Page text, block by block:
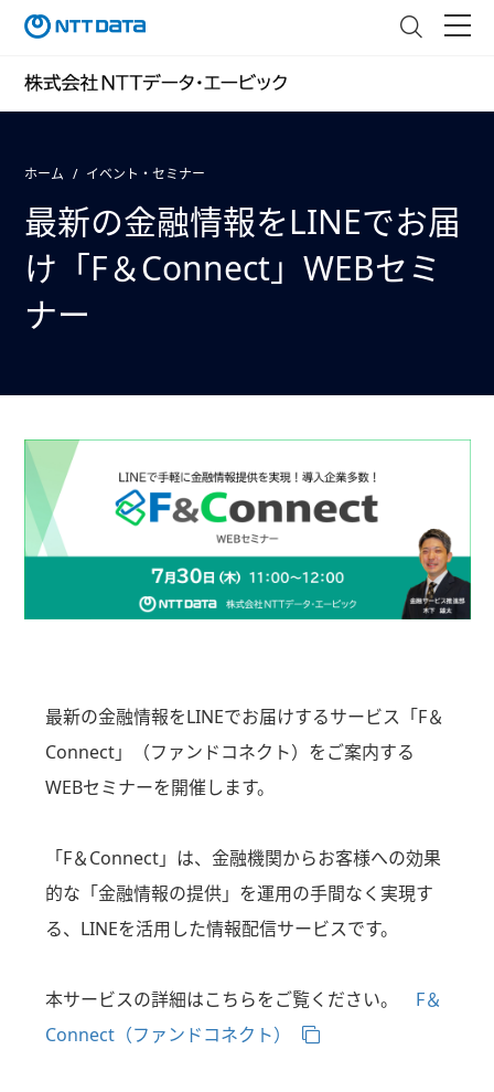
ホーム イベント・セミナー
最新の金融情報をLINEでお届
け「F＆Connect」WEBセミ
ナー
最新の金融情報をLINEでお届けするサービス「F＆
Connect」（ファンドコネクト）をご案内する
WEBセミナーを開催します。
「F＆Connect」は、金融機関からお客様への効果
的な「金融情報の提供」を運用の手間なく実現す
る、LINEを活用した情報配信サービスです。
本サービスの詳細はこちらをご覧ください。 F＆
Connect（ファンドコネクト）